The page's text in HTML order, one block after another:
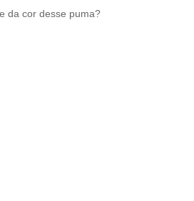
da cor desse puma?